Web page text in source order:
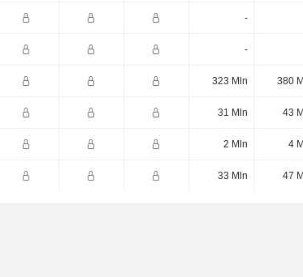
-
-
323 Mln 380
31 Mln 43
2 Mln 4
33 Mln 47